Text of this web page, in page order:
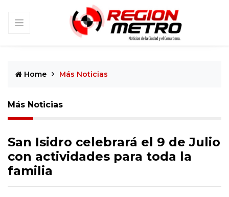
Home Más Noticias
Más Noticias
San Isidro celebrará el 9 de Julio
con actividades para toda la
familia